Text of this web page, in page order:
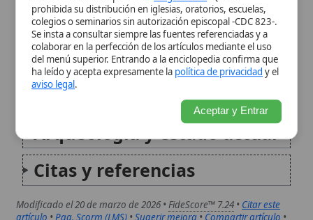
Arqueología y estado actual
Citas y referencias
Modificado el 20 de marzo de 2026 •FideScore™ 7.24•Citar este
artículo•Paq. Scorm (LMS)
Instalar aplicación
Todos los Santos (Festividad)
La solemnidad de Todos los Santos, celebrada
el 1 de noviembre, honra a todos los santos y
santas, conocidos y desconocidos, que
forman parte de la Iglesia celestial. En ella se
manifiesta la comunión de los santos, se
recuerda la...